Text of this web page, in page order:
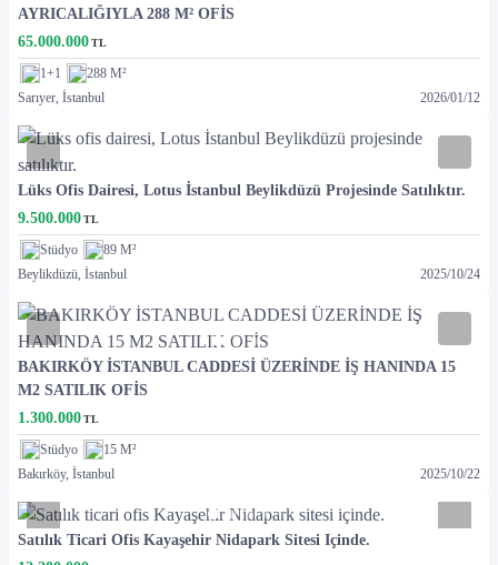
AYRICALIĞIYLA 288 M² OFİS
65.000.000TL
1+1
288 M²
Sarıyer, İstanbul
2026/01/12
Lüks Ofis Dairesi, Lotus İstanbul Beylikdüzü Projesinde Satılıktır.
9.500.000TL
Stüdyo
89 M²
Beylikdüzü, İstanbul
2025/10/24
BAKIRKÖY İSTANBUL CADDESİ ÜZERİNDE İŞ HANINDA 15
M2 SATILIK OFİS
1.300.000TL
Stüdyo
15 M²
Bakırköy, İstanbul
2025/10/22
Satılık Ticari Ofis Kayaşehir Nidapark Sitesi Içinde.